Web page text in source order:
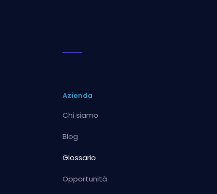
Azienda
Chi siamo
Blog
Glossario
Opportunità